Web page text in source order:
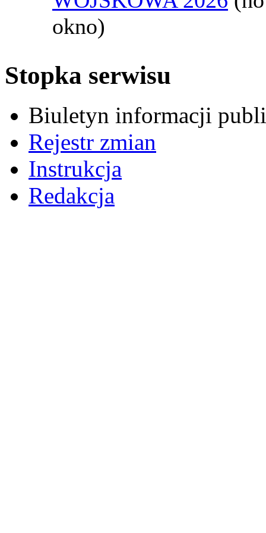
okno)
Stopka serwisu
Biuletyn informacji
Rejestr zmian
Instrukcja
Redakcja